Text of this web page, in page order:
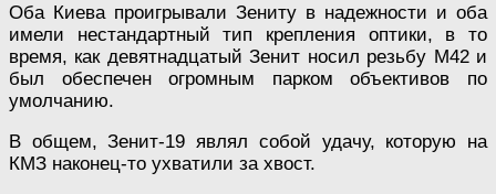
Оба Киева проигрывали Зениту в надежности и оба
имели нестандартный тип крепления оптики, в то
время, как девятнадцатый Зенит носил резьбу М42 и
был обеспечен огромным парком объективов по
умолчанию.
В общем, Зенит-19 являл собой удачу, которую на
КМЗ наконец-то ухватили за хвост.